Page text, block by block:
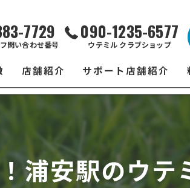
7729
問い合わせ番号
090-1235-6577
ウテミル クラブショップ
店舗紹介
ウテミル 浦安駅前店
市原インドアゴルフ
サポート店舗紹介
シミュレーションゴルフ
スズヨンゴルフクラブ
浦安駅のウ